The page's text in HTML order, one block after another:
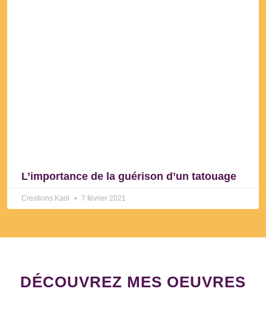
L’importance de la guérison d’un tatouage
Creations Kadi 7 février 2021
DÉCOUVREZ MES OEUVRES